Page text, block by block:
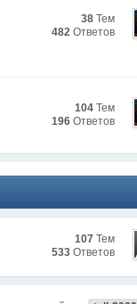
38 Тем
482 Ответов
104 Тем
196 Ответов
107 Тем
533 Ответов